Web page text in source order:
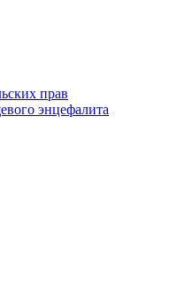
прав
энцефалита